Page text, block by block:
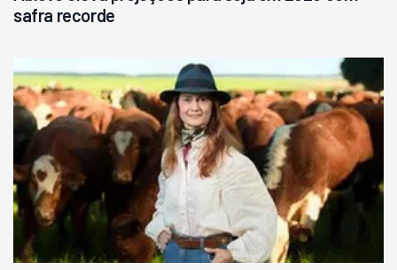
safra recorde